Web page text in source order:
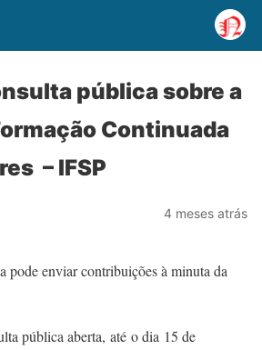
pública sobre a
Continuada
– IFSP
4 meses atrás
pode enviar contribuições à minuta da
pública aberta, até o dia 15 de